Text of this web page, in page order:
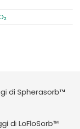
di Spherasorb™
di LoFloSorb™